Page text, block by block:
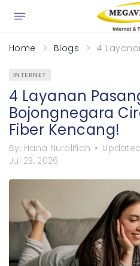
Home Blogs 4
INTERNET
4 Layanan
Bojongnegara
Fiber Kencang!
By: Hana Nuralifiah
Jul 23, 2026